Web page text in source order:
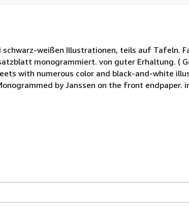
weißen Illustrationen, teils auf Tafeln.
monogrammiert. von guter Erhaltung. (
with numerous color and black-and-white
by Janssen on the front endpaper.